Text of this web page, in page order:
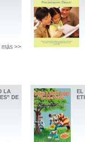
>>
LA
DE